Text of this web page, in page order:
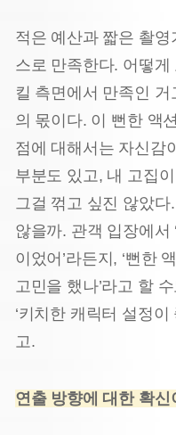
적은 예산과 짧은 촬
스로 만족한다. 어떻
킬 측면에서 만족인
의 몫이다. 이 뻔한 액
점에 대해서는 자신감
부분도 있고, 내 고집
그걸 꺾고 싶진 않았
않을까. 관객 입장에서
이었어’라든지, ‘뻔한
고민을 했나’라고 할
‘키치한 캐릭터 설정
고.
연출 방향에 대한 확신